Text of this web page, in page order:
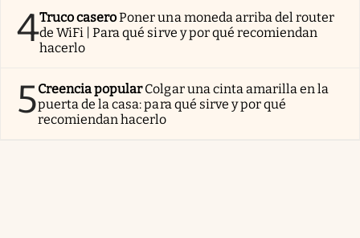
4Truco caseroPoner una moneda arriba del router
de WiFi | Para qué sirve y por qué recomiendan
hacerlo
5Creencia popularColgar una cinta amarilla en la
puerta de la casa: para qué sirve y por qué
recomiendan hacerlo